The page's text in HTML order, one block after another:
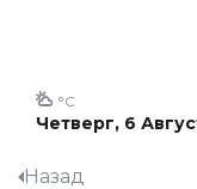
Четверг, 6
°C
Назад